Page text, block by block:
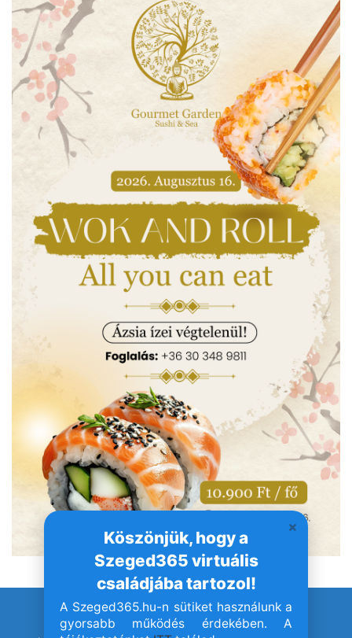
Köszönjük, hogy a
Szeged365 virtuális
családjába tartozol!
A Szeged365.hu-n sütiket használunk a
gyorsabb működés érdekében. A
© Szeged365.hu I Minden jog fenntartva!